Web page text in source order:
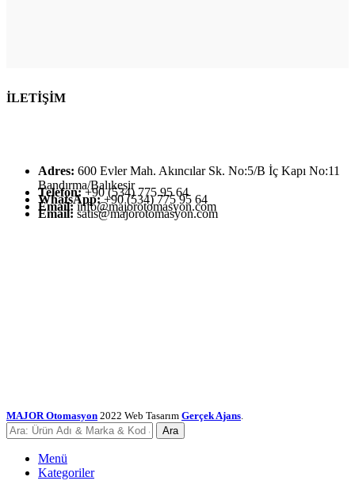
İLETİŞİM
Adres: 600 Evler Mah. Akıncılar Sk. No:5/B İç Kapı No:11
Bandırma/Balıkesir
Telefon:+90 (534) 775 95 64
WhatsApp:+90 (534) 775 95 64
Email:info@majorotomasyon.com
Email: satis@majorotomasyon.com
MAJOR Otomasyon 2022 Web Tasarım Gerçek Ajans.
Ara
Menü
Kategoriler